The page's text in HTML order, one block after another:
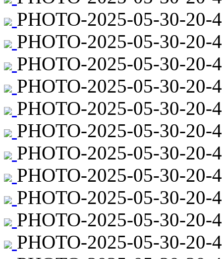
PHOTO-2025-05-30-20-
PHOTO-2025-05-30-20-
PHOTO-2025-05-30-20-
PHOTO-2025-05-30-20-
PHOTO-2025-05-30-20-
PHOTO-2025-05-30-20-
PHOTO-2025-05-30-20-
PHOTO-2025-05-30-20-
PHOTO-2025-05-30-20-
PHOTO-2025-05-30-20-
PHOTO-2025-05-30-20-